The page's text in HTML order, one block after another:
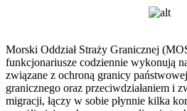
Morski Oddział Straży Granicznej
funkcjonariusze codziennie wykonują
związane z ochroną granicy
granicznego oraz przeciwdziałaniem i
migracji, łączy w sobie płynnie kilka